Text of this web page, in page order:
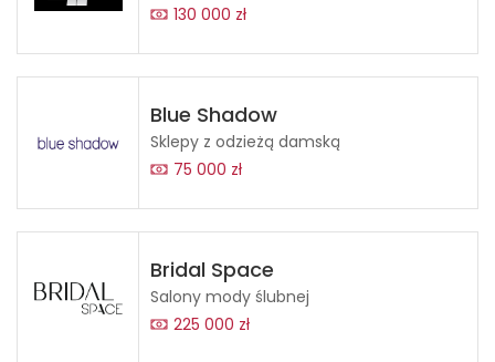
130 000 zł
Blue Shadow
Sklepy z odzieżą damską
75 000 zł
Bridal Space
Salony mody ślubnej
225 000 zł